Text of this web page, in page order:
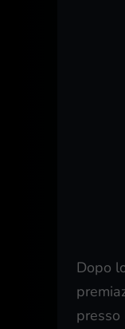
Dopo
presso